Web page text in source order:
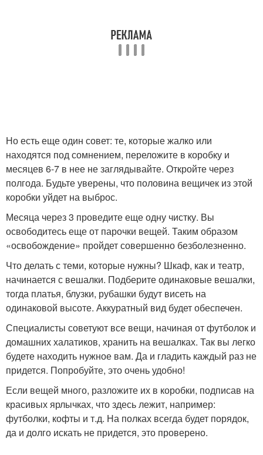
Но есть еще один совет: те, которые жалко или
находятся под сомнением, переложите в коробку и
месяцев 6-7 в нее не заглядывайте. Откройте через
полгода. Будьте уверены, что половина вещичек из этой
коробки уйдет на выброс.
Месяца через 3 проведите еще одну чистку. Вы
освободитесь еще от парочки вещей. Таким образом
«освобождение» пройдет совершенно безболезненно.
Что делать с теми, которые нужны? Шкаф, как и театр,
начинается с вешалки. Подберите одинаковые вешалки,
тогда платья, блузки, рубашки будут висеть на
одинаковой высоте. Аккуратный вид будет обеспечен.
Специалисты советуют все вещи, начиная от футболок и
домашних халатиков, хранить на вешалках. Так вы легко
будете находить нужное вам. Да и гладить каждый раз не
придется. Попробуйте, это очень удобно!
Если вещей много, разложите их в коробки, подписав на
красивых ярлычках, что здесь лежит, например:
футболки, кофты и т.д. На полках всегда будет порядок,
да и долго искать не придется, это проверено.